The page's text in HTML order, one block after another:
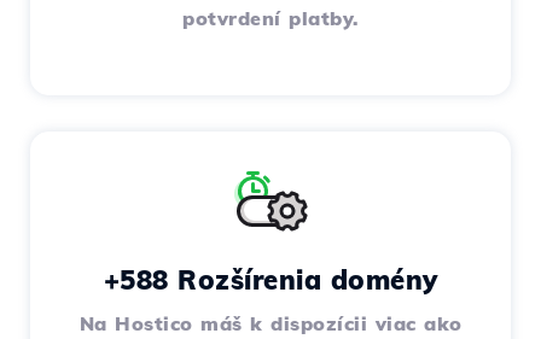
potvrdení platby.
+588 Rozšírenia domény
Na Hostico máš k dispozícii viac ako